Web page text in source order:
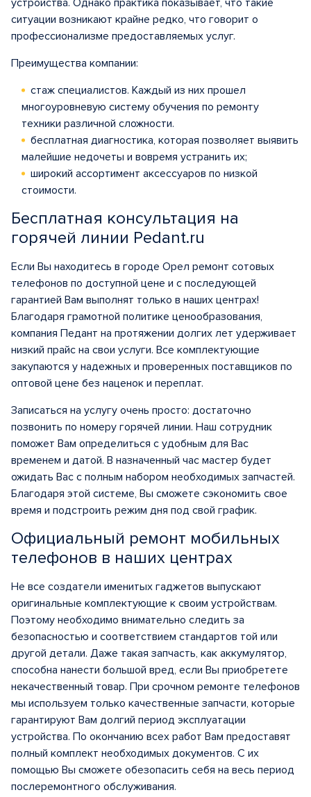
устройства. Однако практика показывает, что такие
ситуации возникают крайне редко, что говорит о
профессионализме предоставляемых услуг.
Преимущества компании:
стаж специалистов. Каждый из них прошел
многоуровневую систему обучения по ремонту
техники различной сложности.
бесплатная диагностика, которая позволяет выявить
малейшие недочеты и вовремя устранить их;
широкий ассортимент аксессуаров по низкой
стоимости.
Бесплатная консультация на
горячей линии Pedant.ru
Если Вы находитесь в городе Орел ремонт сотовых
телефонов по доступной цене и с последующей
гарантией Вам выполнят только в наших центрах!
Благодаря грамотной политике ценообразования,
компания Педант на протяжении долгих лет удерживает
низкий прайс на свои услуги. Все комплектующие
закупаются у надежных и проверенных поставщиков по
оптовой цене без наценок и переплат.
Записаться на услугу очень просто: достаточно
позвонить по номеру горячей линии. Наш сотрудник
поможет Вам определиться с удобным для Вас
временем и датой. В назначенный час мастер будет
ожидать Вас с полным набором необходимых запчастей.
Благодаря этой системе, Вы сможете сэкономить свое
время и подстроить режим дня под свой график.
Официальный ремонт мобильных
телефонов в наших центрах
Не все создатели именитых гаджетов выпускают
оригинальные комплектующие к своим устройствам.
Поэтому необходимо внимательно следить за
безопасностью и соответствием стандартов той или
другой детали. Даже такая запчасть, как аккумулятор,
способна нанести большой вред, если Вы приобретете
некачественный товар. При срочном ремонте телефонов
мы используем только качественные запчасти, которые
гарантируют Вам долгий период эксплуатации
устройства. По окончанию всех работ Вам предоставят
полный комплект необходимых документов. С их
помощью Вы сможете обезопасить себя на весь период
послеремонтного обслуживания.